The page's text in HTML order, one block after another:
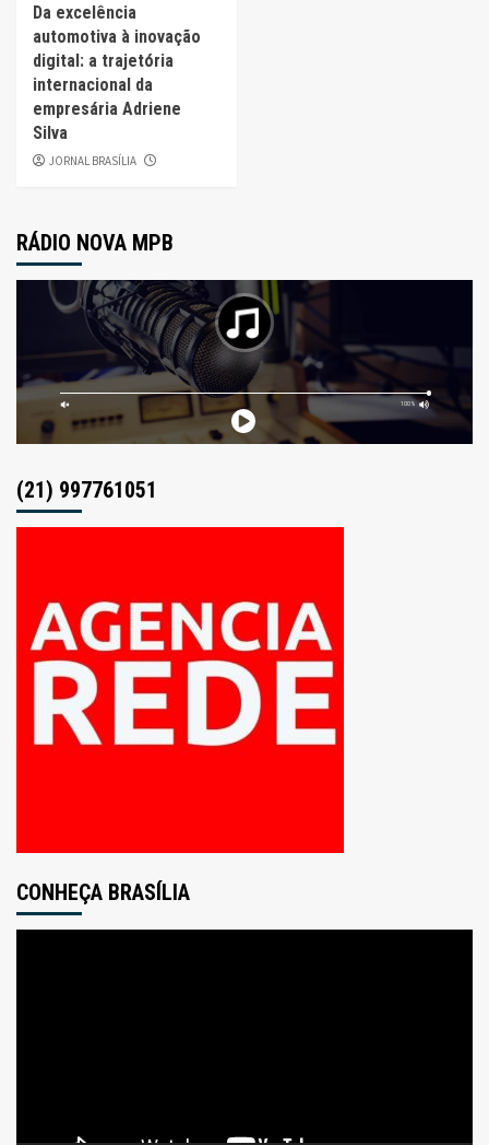
Da excelência
automotiva à inovação
digital: a trajetória
internacional da
empresária Adriene
Silva
JORNAL BRASÍLIA
RÁDIO NOVA MPB
(21) 997761051
CONHEÇA BRASÍLIA